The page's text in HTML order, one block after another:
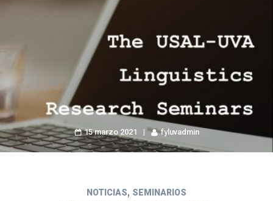
15 marzo 2021 fyluvadmin
NOTICIAS, SEMINARIOS